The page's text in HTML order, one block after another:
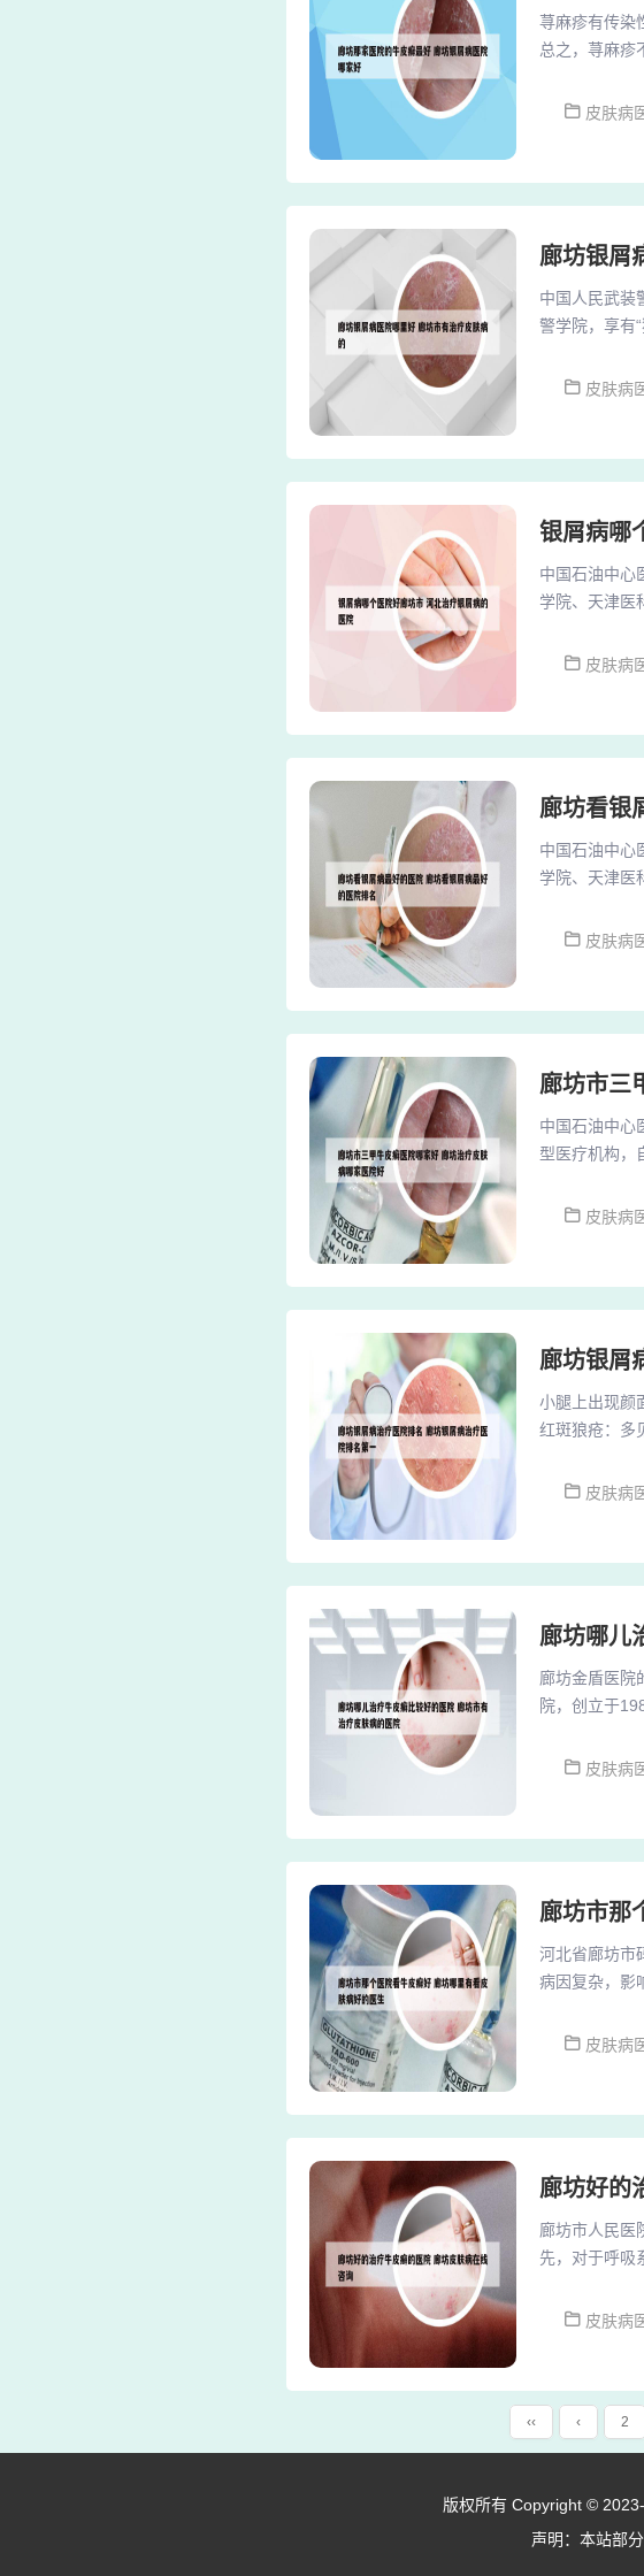
荨麻疹有传染
总之，荨麻疹
惯和饮食习
皮肤病
廊坊银屑
中国人民武装
警学院，享有
院校，后经
皮肤病
银屑病哪
中国石油中心
学院、天津医
职业卫生和
皮肤病
廊坊看银
中国石油中心
学院、天津医
职业卫生和
皮肤病
廊坊市三
中国石油中心
型医疗机构，
疗、科研、
皮肤病
廊坊银屑
小腿上出现颜
红斑狼疮：多
重，尤其是
皮肤病
廊坊哪儿
廊坊金盾医院
院，创立于
验，经十几
皮肤病
廊坊市那
河北省廊坊市
病因复杂，影
点。根据查
皮肤病
廊坊好的
廊坊市人民医
先，对于呼吸
病，确保心
皮肤病
‹‹ ‹ 2
版权所有 Copyright ©
声明：本站部